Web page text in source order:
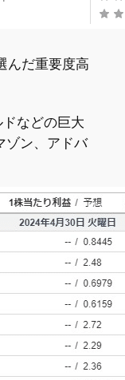
んだ重要度高
などの巨大
ゾン、アドバ